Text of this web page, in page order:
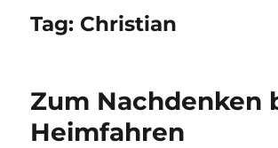
Tag: Christian
Zum Nachdenken
Heimfahren